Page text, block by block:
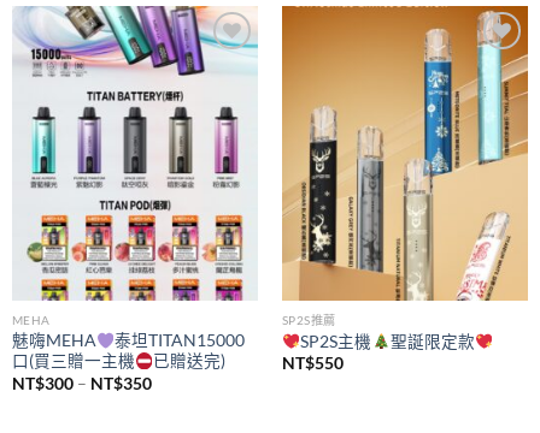
NT$200
到
NT$360
Add to
MEHA
魅嗨MEHA
泰坦TITAN15000
口(買三贈一主機
已贈送完)
NT$300 – NT$350價
Add to
wishlist
SP2S推薦
SP2S主機
聖誕限定款
NT$550